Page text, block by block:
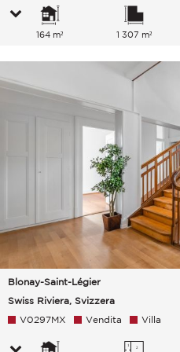
164 m² 1 307 m²
Blonay-Saint-Légier
Swiss Riviera, Svizzera
V0297MX Vendita Villa